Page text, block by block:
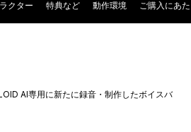
クター 特典など 動作環境 ご購入にあ
AI専用に新たに録音・制作したボイスバ